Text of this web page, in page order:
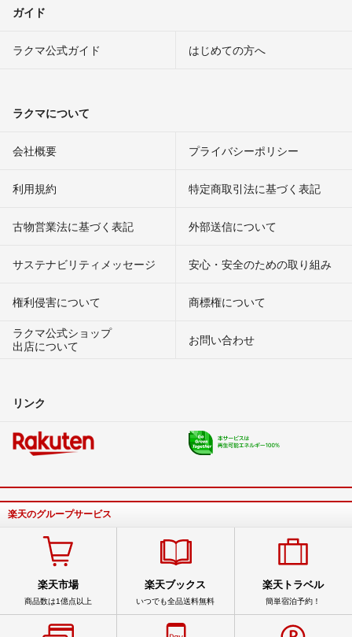
ガイド
ラクマ公式ガイド はじめての方へ
ラクマについて
会社概要 プライバシーポリシー
利用規約 特定商取引法に基づく表記
古物営業法に基づく表記 外部送信について
サステナビリティメッセージ 安心・安全のための取り組み
権利侵害について
商標権について
ラクマ公式ショップ
出店について
お問い合わせ
リンク
楽天のグループサービス
楽天市場
商品数は1億点以上
楽天ブックス
いつでも全品送料無料
楽天トラベル
簡単宿泊予約！